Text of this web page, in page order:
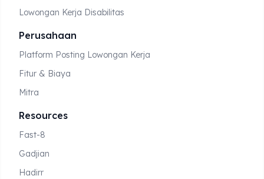
Lowongan Kerja Disabilitas
Perusahaan
Platform Posting Lowongan Kerja
Fitur & Biaya
Mitra
Resources
Fast-8
Gadjian
Hadirr